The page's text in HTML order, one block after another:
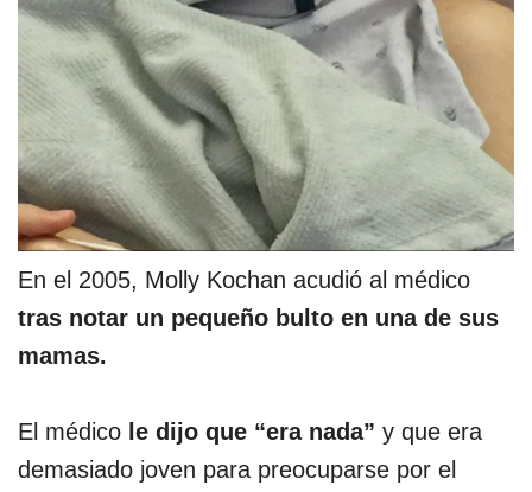
En el 2005, Molly Kochan acudió al médico
tras notar un pequeño bulto en una de sus
mamas.
El médico le dijo que “era nada” y que era
demasiado joven para preocuparse por el